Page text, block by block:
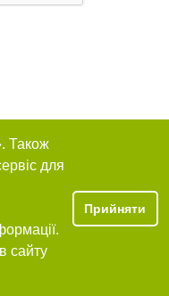
Також
для
сайту
Прийняти